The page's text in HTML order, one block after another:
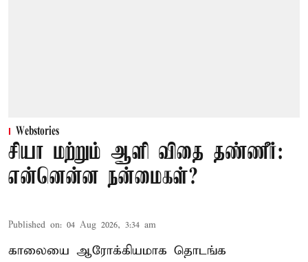
Webstories
சியா மற்றும் ஆளி விதை தண்ணீர்:
என்னென்ன நன்மைகள்?
Published on: 04 Aug 2026, 3:34 am
காலையை ஆரோக்கியமாக தொடங்க